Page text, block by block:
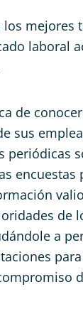
mejores
laboral
de
sus
periódicas
encuestas
de
a